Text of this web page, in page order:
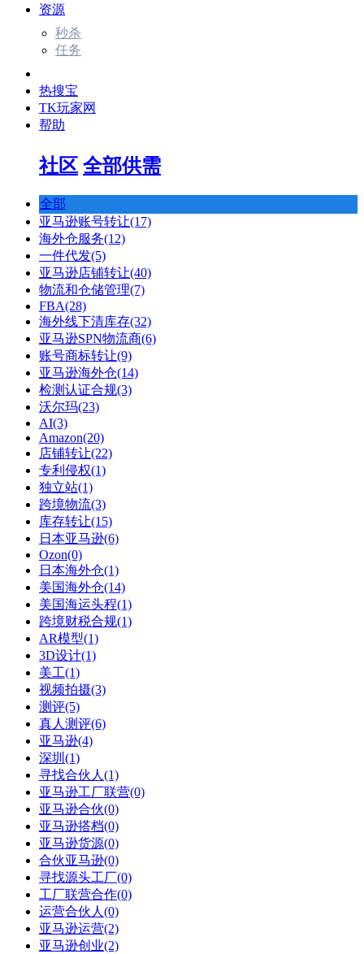
资源
秒杀
任务
热搜宝
TK玩家网
帮助
社区 全部供需
全部
亚马逊账号转让(17)
海外仓服务(12)
一件代发(5)
亚马逊店铺转让(40)
物流和仓储管理(7)
FBA(28)
海外线下清库存(32)
亚马逊SPN物流商(6)
账号商标转让(9)
亚马逊海外仓(14)
检测认证合规(3)
沃尔玛(23)
AI(3)
Amazon(20)
店铺转让(22)
专利侵权(1)
独立站(1)
跨境物流(3)
库存转让(15)
日本亚马逊(6)
Ozon(0)
日本海外仓(1)
美国海外仓(14)
美国海运头程(1)
跨境财税合规(1)
AR模型(1)
3D设计(1)
美工(1)
视频拍摄(3)
测评(5)
真人测评(6)
亚马逊(4)
深圳(1)
寻找合伙人(1)
亚马逊工厂联营(0)
亚马逊合伙(0)
亚马逊搭档(0)
亚马逊货源(0)
合伙亚马逊(0)
寻找源头工厂(0)
工厂联营合作(0)
运营合伙人(0)
亚马逊运营(2)
亚马逊创业(2)